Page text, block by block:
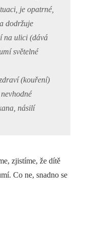
je opatrné,
dodržuje
na ulici (dává
světelné
(kouření)
násilí
zjistíme, že dítě
Co ne, snadno se